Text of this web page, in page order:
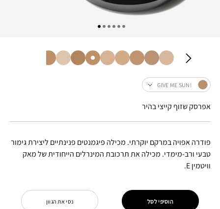
פודרה אפויה במרקם יוקרתי. מכילה פיגמנטים פנינתיים ליצירת גימור
טבעי ורב-מימדי. מכילה את תרכובת המינרלים הייחודית של מאק
וויטמין E.
!GIVE ME SUN
אפרסק שזוף קייצי בהיר
נסי את הגוון הוסיפי לסל